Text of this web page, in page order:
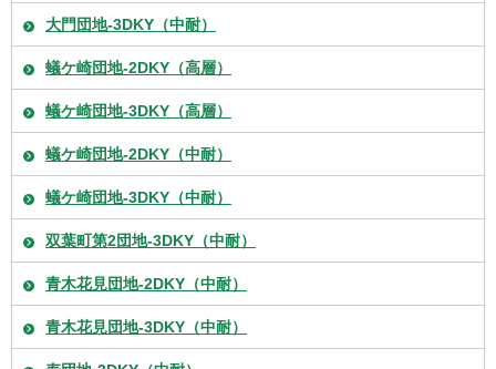
大門団地-3DKY（中耐）
蟻ケ崎団地-2DKY（高層）
蟻ケ崎団地-3DKY（高層）
蟻ケ崎団地-2DKY（中耐）
蟻ケ崎団地-3DKY（中耐）
双葉町第2団地-3DKY（中耐）
青木花見団地-2DKY（中耐）
青木花見団地-3DKY（中耐）